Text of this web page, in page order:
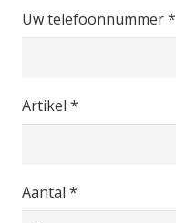
Uw telefoonnummer *
Artikel *
Aantal *